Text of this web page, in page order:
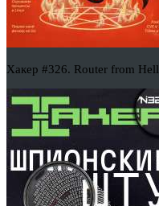
Хакер #326. Router from Hell